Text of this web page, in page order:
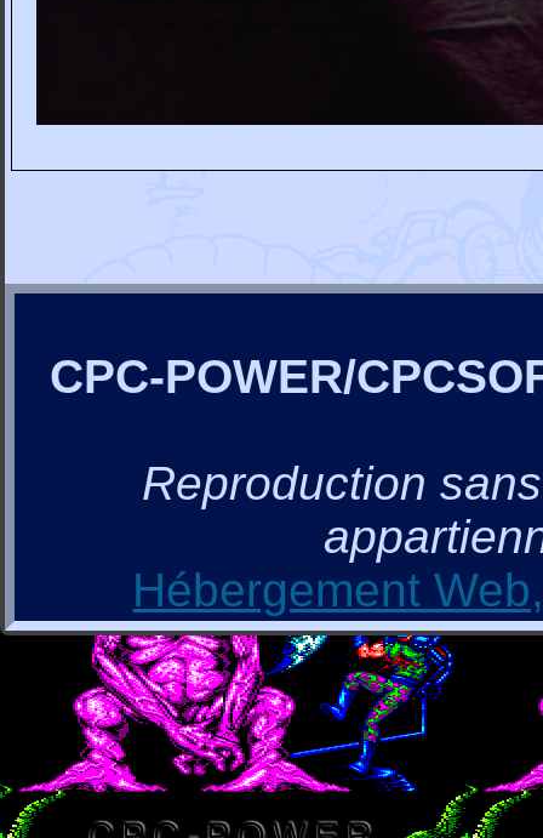
CPC-POWER/
Reproduction
Hébergement